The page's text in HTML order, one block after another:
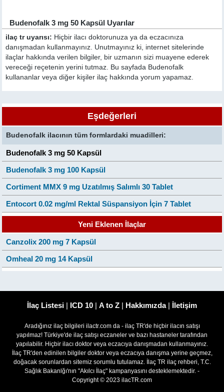
Budenofalk 3 mg 50 Kapsül Uyarılar
ilaç tr uyarısı: Hiçbir ilacı doktorunuza ya da eczacınıza
danışmadan kullanmayınız. Unutmayınız ki, internet sitelerinde
ilaçlar hakkında verilen bilgiler, bir uzmanın sizi muayene ederek
vereceği reçetenin yerini tutmaz. Bu sayfada Budenofalk
kullananlar veya diğer kişiler ilaç hakkında yorum yapamaz.
Eşdeğerleri
Budenofalk ilacının tüm formlardaki muadilleri:
Budenofalk 3 mg 50 Kapsül
Budenofalk 3 mg 100 Kapsül
Cortiment MMX 9 mg Uzatılmış Salımlı 30 Tablet
Entocort 0.02 mg/ml Rektal Süspansiyon İçin 7 Tablet
Yeni Eklenen İlaçlar
Canzolix 200 mg 7 Kapsül
Omheal 20 mg 14 Kapsül
İlaç Listesi | ICD 10 | A to Z | Hakkımızda| İletişim
Aradığınız ilaç bilgileri ilactr.com da - ilaç TR'de hiçbir ilacın satışı
yapılmaz! Türkiye'de ilaç satışı eczaneler ve bazı hastaneler tarafından
yapılabilir. Hiçbir ilacı doktor veya eczacıya danışmadan kullanmayınız.
İlaç TR'den edinilen bilgiler doktor veya eczacıya danışma yerine geçmez,
doğacak sorunlardan sitemiz sorumlu tutulamaz. İlaç TR ilaç rehberi, T.C.
Sağlık Bakanlğı'nın "Akılcı İlaç" kampanyasını desteklemektedir. -
Copyright © 2023 ilacTR.com